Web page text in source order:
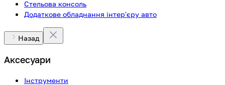
Стельова консоль
Додаткове обладнання інтер'єру авто
Назад
Аксесуари
Інструменти